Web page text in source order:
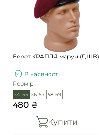
Контакти
Про нас
Доставка і оплата
Second Hand NATO
Берет КРАПЛЯ марун (ДШВ)
В наявності
Розмір
54-55 56-57 58-59
480 ₴
Купити